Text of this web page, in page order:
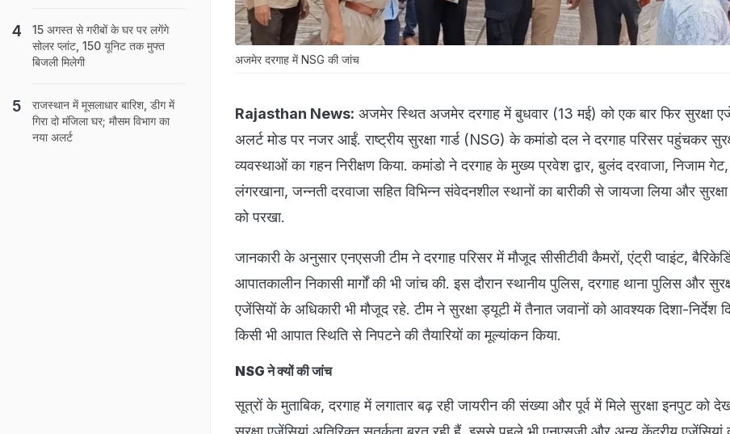
अजमेर दरगाह में NSG की जांच
Rajasthan News: अजमेर स्थित अजमेर दरगाह में बुधवार (13 मई) को एक बार फिर सुरक्षा
अलर्ट मोड पर नजर आईं. राष्ट्रीय सुरक्षा गार्ड (NSG) के कमांडो दल ने दरगाह परिसर पहुंचकर
व्यवस्थाओं का गहन निरीक्षण किया. कमांडो ने दरगाह के मुख्य प्रवेश द्वार, बुलंद दरवाजा, निजाम गेट,
लंगरखाना, जन्नती दरवाजा सहित विभिन्न संवेदनशील स्थानों का बारीकी से जायजा लिया और
को परखा.
जानकारी के अनुसार एनएसजी टीम ने दरगाह परिसर में मौजूद सीसीटीवी कैमरों, एंट्री प्वाइंट,
आपातकालीन निकासी मार्गों की भी जांच की. इस दौरान स्थानीय पुलिस, दरगाह थाना पुलिस और
एजेंसियों के अधिकारी भी मौजूद रहे. टीम ने सुरक्षा ड्यूटी में तैनात जवानों को आवश्यक दिशा-निर्देश
किसी भी आपात स्थिति से निपटने की तैयारियों का मूल्यांकन किया.
NSG ने क्यों की जांच
सूत्रों के मुताबिक, दरगाह में लगातार बढ़ रही जायरीन की संख्या और पूर्व में मिले सुरक्षा इनपुट को
15 अगस्‍त से गरीबों के घर पर लगेंगे
सोलर प्‍लांट, 150 यून‍िट तक मुफ्त
ब‍िजली म‍िलेगी
राजस्‍थान में मूसलाधार बारिश, डीग में
गिरा दो मंज‍िला घर; मौसम व‍िभाग का
नया अलर्ट